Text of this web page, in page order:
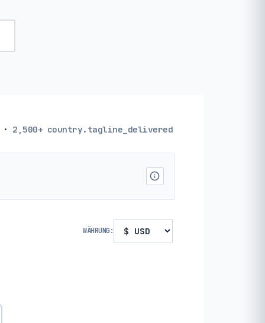
2,500+ country.tagline_delivered
WÄHRUNG: